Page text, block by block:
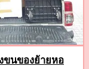
ขนของย้ายหอ